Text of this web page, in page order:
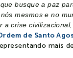
busque a paz
mesmos e no
crise
de Santo
mais